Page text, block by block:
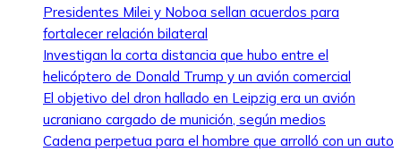
Presidentes Milei y Noboa sellan acuerdos para
fortalecer relación bilateral
Investigan la corta distancia que hubo entre el
helicóptero de Donald Trump y un avión comercial
El objetivo del dron hallado en Leipzig era un avión
ucraniano cargado de munición, según medios
Cadena perpetua para el hombre que arrolló con un auto